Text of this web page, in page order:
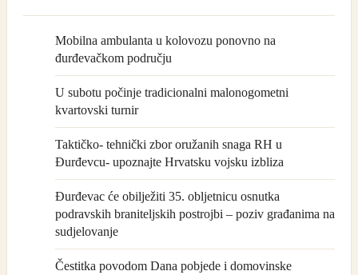
Mobilna ambulanta u kolovozu ponovno na
đurđevačkom području
U subotu počinje tradicionalni malonogometni
kvartovski turnir
Taktičko- tehnički zbor oružanih snaga RH u
Đurđevcu- upoznajte Hrvatsku vojsku izbliza
Đurđevac će obilježiti 35. obljetnicu osnutka
podravskih braniteljskih postrojbi – poziv građanima na
sudjelovanje
Čestitka povodom Dana pobjede i domovinske